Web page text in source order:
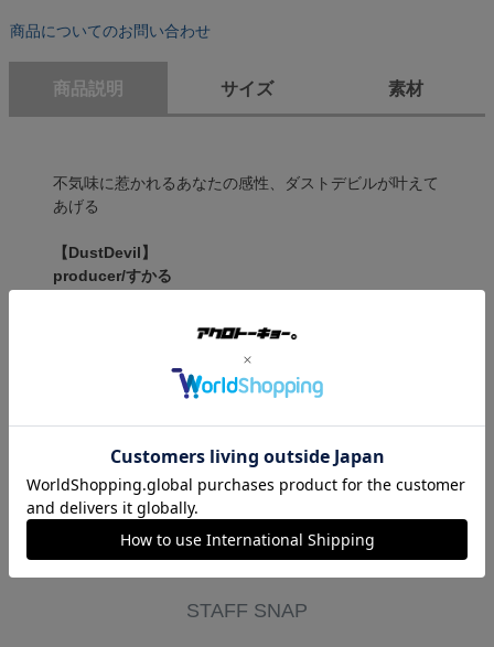
商品についてのお問い合わせ
商品説明 サイズ 素材
不気味に惹かれるあなたの感性、ダストデビルが叶えて
あげる
【DustDevil】
producer/すかる
裾に絞りがついててバルーンスカートみたいに可愛さも
防水性+薄い生地で雨の日にはレインコートとしても活
背中の十字架は光に反射します。
STAFF SNAP